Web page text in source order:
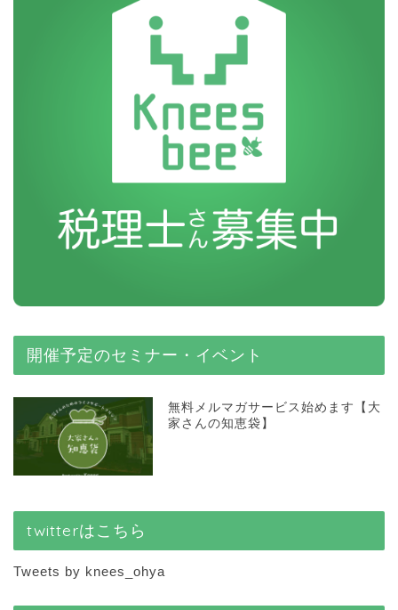
開催予定のセミナー・イベント
無料メルマガサービス始めます【大
家さんの知恵袋】
twitterはこちら
Tweets by knees_ohya